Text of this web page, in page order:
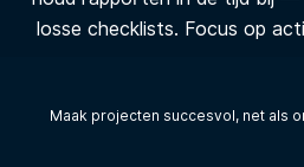
losse checklists. Focus op
Maak projecten succesvol, net als